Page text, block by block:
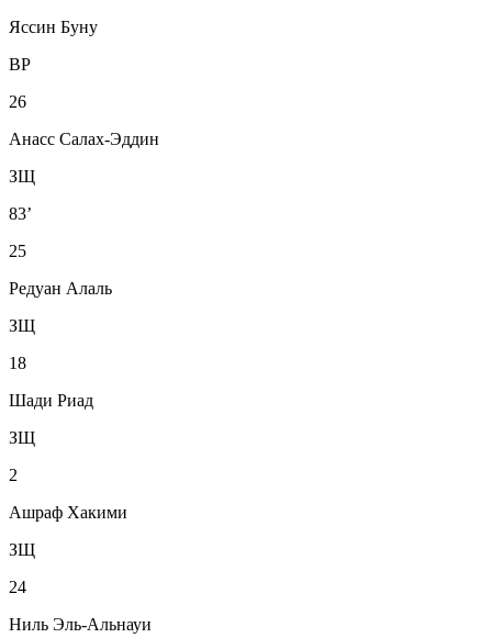
Яссин Буну
ВР
26
Анасс Салах-Эддин
ЗЩ
83’
25
Редуан Алаль
ЗЩ
18
Шади Риад
ЗЩ
2
Ашраф Хакими
ЗЩ
24
Ниль Эль-Альнауи